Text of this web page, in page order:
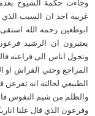
وجاءت حكمة الشيوخ بعدما
غريبة اجد ان السبب الذي
ابوطعين رحمه الله
يعتبرون ان الرشيد
وتحول اناس الى فراعنه
المراجع وحتي الفراش
الطبيعي لحالته انه تفرعن
والظلم من شيم النفوس
وفرعون الذي قال علنا